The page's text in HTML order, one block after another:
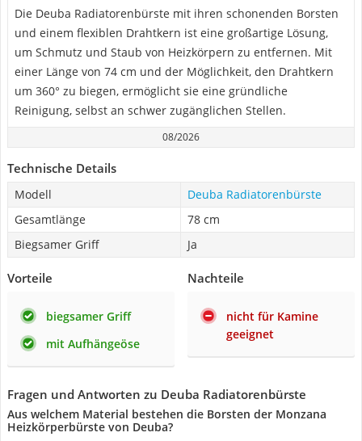
Die Deuba Radiatorenbürste mit ihren schonenden Borsten
und einem flexiblen Drahtkern ist eine großartige Lösung,
um Schmutz und Staub von Heizkörpern zu entfernen. Mit
einer Länge von 74 cm und der Möglichkeit, den Drahtkern
um 360° zu biegen, ermöglicht sie eine gründliche
Reinigung, selbst an schwer zugänglichen Stellen.
08/2026
Technische Details
Modell
Deuba Radiatorenbürste
Gesamtlänge
78 cm
Biegsamer Griff
Ja
Vorteile
biegsamer Griff
mit Aufhängeöse
Nachteile
nicht für Kamine
geeignet
Fragen und Antworten zu Deuba Radiatorenbürste
Aus welchem Material bestehen die Borsten der Monzana
Heizkörperbürste von Deuba?